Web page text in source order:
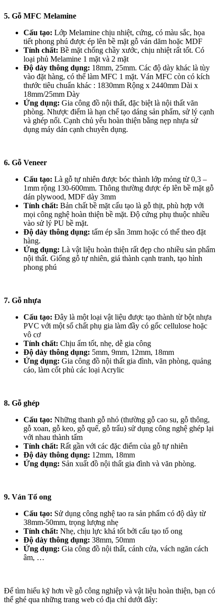
5. Gỗ MFC Melamine
Cấu tạo: Lớp Melamine chịu nhiệt, cứng, có màu sắc, họa
tiết phong phú được ép lên bề mặt gỗ ván dăm hoặc MDF
Tính chất: Bề mặt chống chầy xước, chịu nhiệt rất tốt. Có
loại phủ Melamine 1 mặt và 2 mặt
Độ dày thông dụng: 18mm, 25mm. Các độ dày khác là tùy
vào đặt hàng, có thể làm MFC 1 mặt. Ván MFC còn có kích
thước tiêu chuẩn khác : 1830mm Rộng x 2440mm Dài x
18mm/25mm Dày
Ứng dụng: Gia công đồ nội thất, đặc biệt là nội thất văn
phòng. Nhược điểm là hạn chế tạo dáng sản phẩm, sử lý cạnh
và ghép nối. Cạnh chủ yếu hoàn thiện bằng nẹp nhựa sử
dụng máy dán cạnh chuyên dụng.
6. Gỗ Veneer
Cấu tạo: Là gỗ tự nhiên được bóc thành lớp mỏng từ 0,3 –
1mm rộng 130-600mm. Thông thường được ép lên bề mặt gỗ
dán plywood, MDF dày 3mm
Tính chất: Bản chất bề mặt cấu tạo là gỗ thịt, phù hợp với
mọi công nghệ hoàn thiện bề mặt. Độ cứng phụ thuộc nhiều
vào sử lý PU bề mặt.
Độ dày thông dụng: tấm ép sẵn 3mm hoặc có thể theo đặt
hàng.
Ứng dụng: Là vật liệu hoàn thiện rất đẹp cho nhiều sản phẩm
nội thất. Giống gỗ tự nhiên, giá thành cạnh tranh, tạo hình
phong phú
7. Gỗ nhựa
Cấu tạo: Đây là một loại vật liệu được tạo thành từ bột nhựa
PVC với một số chất phụ gia làm đầy có gốc cellulose hoặc
vô cơ
Tính chất: Chịu ẩm tốt, nhẹ, dễ gia công
Độ dày thông dụng: 5mm, 9mm, 12mm, 18mm
Ứng dụng: Gia công đồ nội thất gia đình, văn phòng, quảng
cáo, làm cốt phủ các loại Acrylic
8. Gỗ ghép
Cấu tạo: Những thanh gỗ nhỏ (thường gỗ cao su, gỗ thông,
gỗ xoan, gỗ keo, gỗ quế, gỗ trẩu) sử dụng công nghệ ghép lại
với nhau thành tấm
Tính chất: Rất gần với các đặc điểm của gỗ tự nhiên
Độ dày thông dụng: 12mm, 18mm
Ứng dụng: Sản xuất đồ nội thất gia đình và văn phòng.
9. Ván Tổ ong
Cấu tạo: Sử dụng công nghệ tao ra sản phẩm có độ dày từ
38mm-50mm, trọng lượng nhẹ
Tính chất: Nhẹ, chịu lực khá tốt bởi cấu tạo tổ ong
Độ dày thông dụng: 38mm, 50mm
Ứng dụng: Gia công đồ nội thất, cánh cửa, vách ngăn cách
âm, …
Để tìm hiểu kỹ hơn về gỗ công nghiệp và vật liệu hoàn thiện, bạn có
thể ghé qua những trang web có địa chỉ dưới đây: